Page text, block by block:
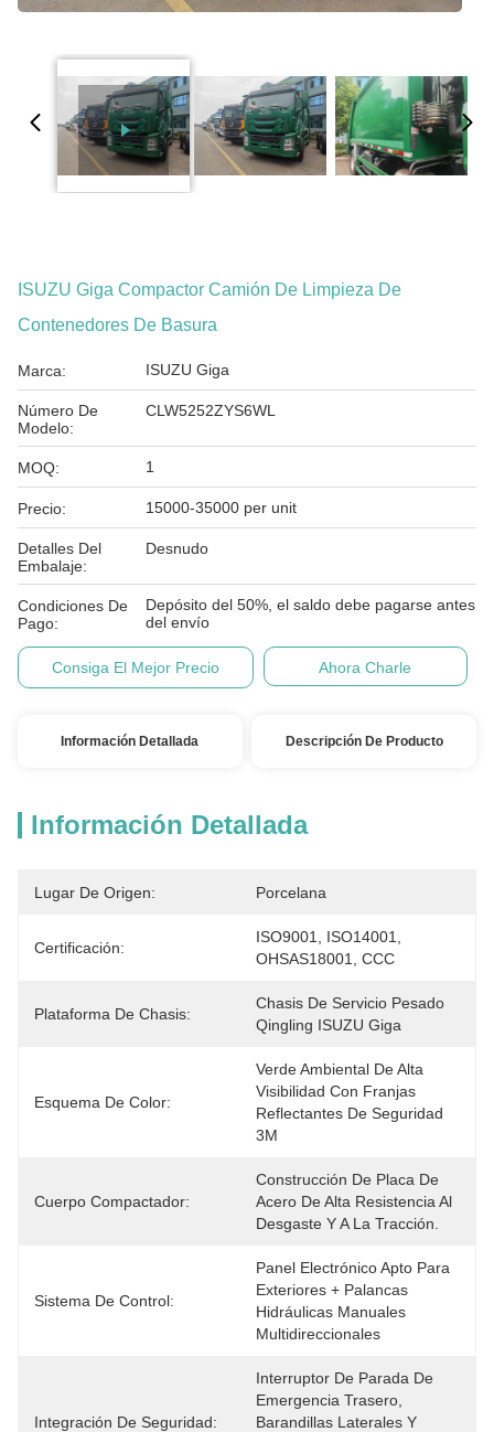
ISUZU Giga Compactor Camión De Limpieza De
Contenedores De Basura
Marca: ISUZU Giga
Número De
Modelo:
CLW5252ZYS6WL
MOQ: 1
Precio: 15000-35000 per unit
Detalles Del
Embalaje:
Desnudo
Condiciones De
Pago:
Depósito del 50%, el saldo debe pagarse antes
del envío
Consiga El Mejor Precio Ahora Charle
Información Detallada Descripción De Producto
Información Detallada
Lugar De Origen: Porcelana
Certificación:
ISO9001, ISO14001,
OHSAS18001, CCC
Plataforma De Chasis:
Chasis De Servicio Pesado
Qingling ISUZU Giga
Esquema De Color:
Verde Ambiental De Alta
Visibilidad Con Franjas
Reflectantes De Seguridad
3M
Cuerpo Compactador:
Construcción De Placa De
Acero De Alta Resistencia Al
Desgaste Y A La Tracción.
Sistema De Control:
Panel Electrónico Apto Para
Exteriores + Palancas
Hidráulicas Manuales
Multidireccionales
Integración De Seguridad:
Interruptor De Parada De
Emergencia Trasero,
Barandillas Laterales Y